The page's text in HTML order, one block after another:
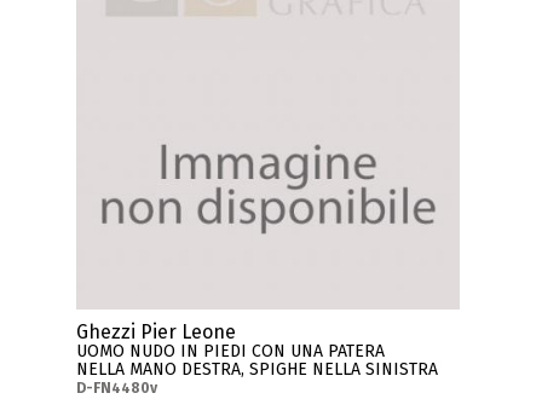
Ghezzi Pier Leone
UOMO NUDO IN PIEDI CON UNA PATERA
NELLA MANO DESTRA, SPIGHE NELLA SINISTRA
D-FN4480v